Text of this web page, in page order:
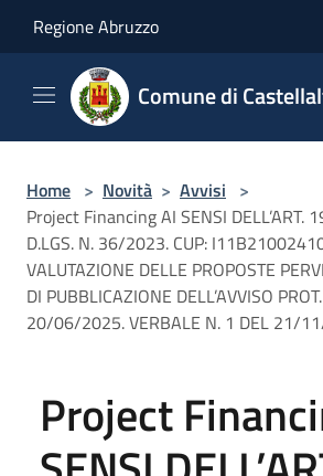
Regione Abruzzo
Comune di
Home > Novità > Avvisi >
Project Financing AI SENSI DELL’ART.
D.LGS. N. 36/2023. CUP:
VALUTAZIONE DELLE PROPOSTE
DI PUBBLICAZIONE DELL’AVVISO
20/06/2025. VERBALE N. 1 DEL 21/
Project